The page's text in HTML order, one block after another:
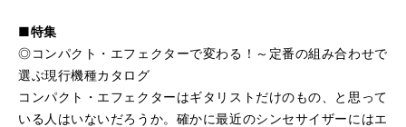
■特集
◎コンパクト・エフェクターで変わる！～定番の組み合わせで
選ぶ現行機種カタログ
コンパクト・エフェクターはギタリストだけのもの、と思って
いる人はいないだろうか。確かに最近のシンセサイザーにはエ